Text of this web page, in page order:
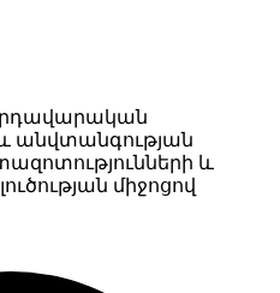
անվտանգության
և
միջոցով